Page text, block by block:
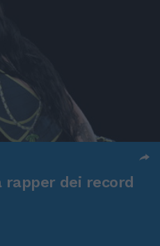
rapper dei record